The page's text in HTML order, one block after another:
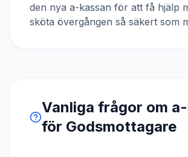
den nya a-kassan för att få hjälp
sköta övergången så säkert som
Vanliga frågor om
för Godsmottagare